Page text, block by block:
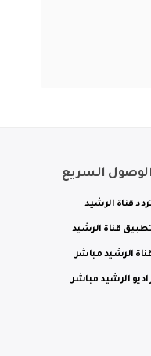
الوصول السريع
قناة الرشيد
قناة الرشيد
الرشيد مباشر
الرشيد مباشر